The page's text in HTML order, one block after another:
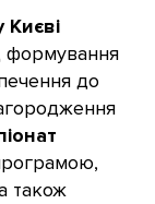
Києві
формування
до
також